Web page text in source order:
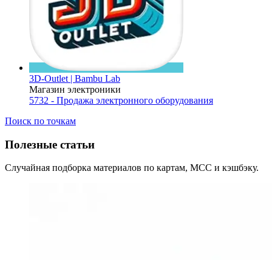
3D-Outlet | Bambu Lab
Магазин электроники
5732 - Продажа электронного оборудования
Поиск по точкам
Полезные статьи
Случайная подборка материалов по картам, MCC и кэшбэку.